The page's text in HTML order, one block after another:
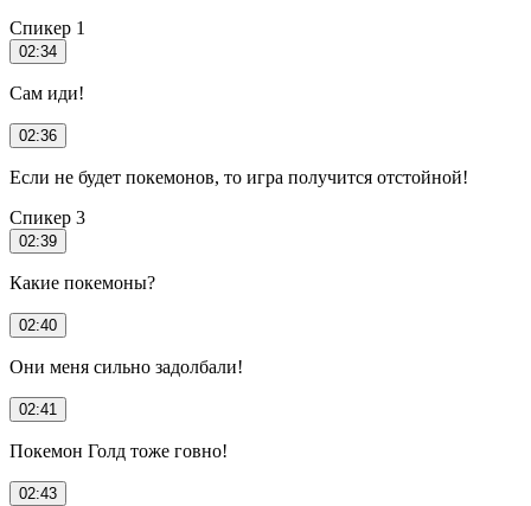
Спикер 1
02:34
Сам иди!
02:36
Если не будет покемонов, то игра получится отстойной!
Спикер 3
02:39
Какие покемоны?
02:40
Они меня сильно задолбали!
02:41
Покемон Голд тоже говно!
02:43